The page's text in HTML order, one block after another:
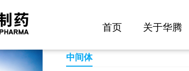
首页 关于华腾
产品中心 (S)-3-aminohexan-1-ol
中间体